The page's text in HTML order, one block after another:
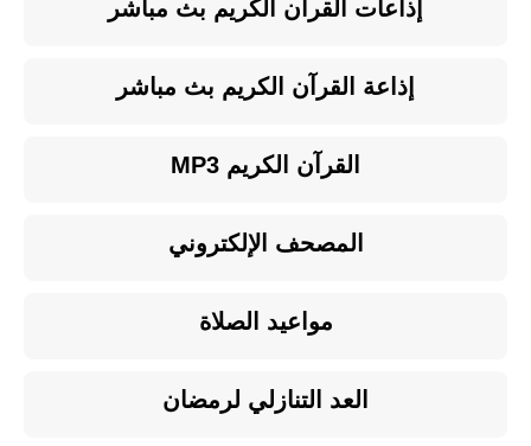
إذاعات القرآن الكريم بث مباشر
إذاعة القرآن الكريم بث مباشر
القرآن الكريم MP3
المصحف الإلكتروني
مواعيد الصلاة
العد التنازلي لرمضان